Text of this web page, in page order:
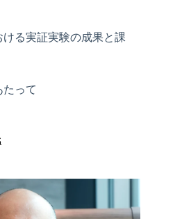
る実証実験の成果と課
たって